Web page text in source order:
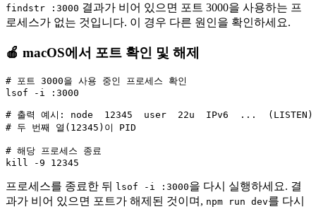
findstr :3000 결과가 비어 있으면 포트 3000을 사용하는 프
로세스가 없는 것입니다. 이 경우 다른 원인을 확인하세요.
🍎 macOS에서 포트 확인 및 해제
# 포트 3000을 사용 중인 프로세스 확인
lsof -i :3000
# 출력 예시: node  12345  user  22u  IPv6  ...  (LISTEN)
# 두 번째 열(12345)이 PID
# 해당 프로세스 종료
프로세스를 종료한 뒤 lsof -i :3000을 다시 실행하세요. 결
과가 비어 있으면 포트가 해제된 것이며, npm run dev를 다시